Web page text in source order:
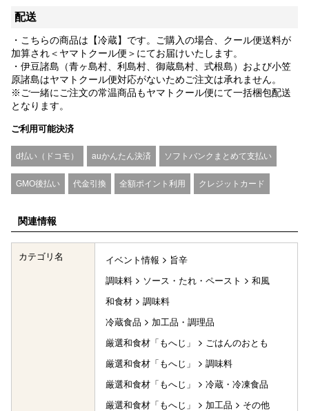
配送
・こちらの商品は【冷蔵】です。ご購入の場合、クール便送料が
加算され＜ヤマトクール便＞にてお届けいたします。
・伊豆諸島（青ヶ島村、利島村、御蔵島村、式根島）および小笠
原諸島はヤマトクール便対応がないためご注文は承れません。
※ご一緒にご注文の常温商品もヤマトクール便にて一括梱包配送
となります。
ご利用可能決済
d払い（ドコモ） auかんたん決済 ソフトバンクまとめて支払い
GMO後払い 代金引換 全額ポイント利用 クレジットカード
関連情報
カテゴリ名 イベント情報
旨辛
調味料
ソース・たれ・ペースト
和風
和食材
調味料
冷蔵食品
加工品・調理品
厳選和食材「もへじ」
ごはんのおとも
厳選和食材「もへじ」
調味料
厳選和食材「もへじ」
冷蔵・冷凍食品
厳選和食材「もへじ」
加工品
その他